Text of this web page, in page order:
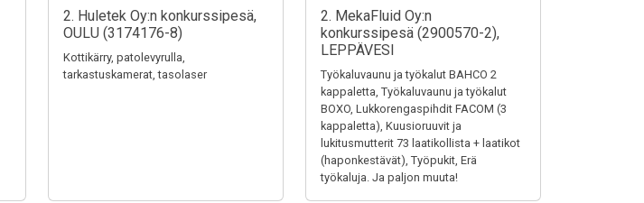
2. Huletek Oy:n konkurssipesä,
OULU (3174176-8)
Kottikärry, patolevyrulla,
tarkastuskamerat, tasolaser
2. MekaFluid Oy:n
konkurssipesä (2900570-2),
LEPPÄVESI
Työkaluvaunu ja työkalut BAHCO 2
kappaletta, Työkaluvaunu ja työkalut
BOXO, Lukkorengaspihdit FACOM (3
kappaletta), Kuusioruuvit ja
lukitusmutterit 73 laatikollista + laatikot
(haponkestävät), Työpukit, Erä
työkaluja. Ja paljon muuta!